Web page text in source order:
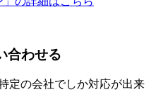
合わせる
定の会社でしか対応が出来